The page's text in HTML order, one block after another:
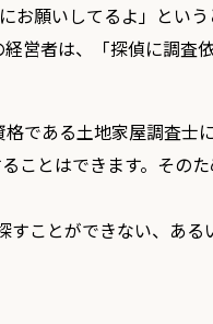
願いしてるよ」とい
営者は、「探偵に調査
である土地家屋調査士
ことはできます。その
ことができない、あ